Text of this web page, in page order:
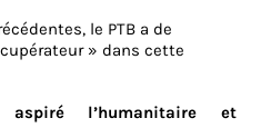
le PTB a de
» dans cette
l’humanitaire et